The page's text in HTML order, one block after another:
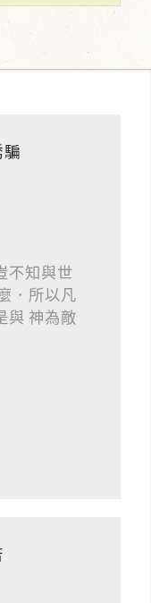
不知與世
．所以凡
與 神為敵